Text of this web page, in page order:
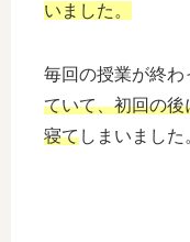
いました。
毎回の授業が終わ
ていて、初回の
寝てしまいました